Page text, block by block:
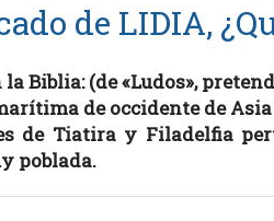
de LIDIA,
la Biblia: (de «Ludos»,
de occidente de
de Tiatira y Filadelfia
poblada.